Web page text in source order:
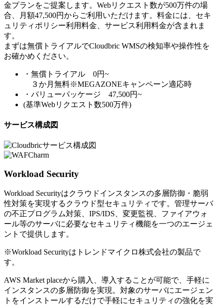
金プランをご提案します。Webリクエスト数が500万件の場
合、月額47,500円からご利用いただけます。料金には、セキ
ュリティポリシー利用料金、サービス利用料金が含まれま
す。
まずは無償トライアルでCloudbric WMSの検知率や操作性を
お確かめください。
・無償トライアル 0円~
３か月無料※MEGAZONEキャンペーン適応時
・バリューパッケージ 47,500円~
(基準Webリクエスト数500万件)
サービス構成図
Workload Security
Workload Securityはクラウドインスタンスの多層防御・脆弱
性対策を実現するクラウド型セキュリティです。管理サーバ
の不正プログラム対策、IPS/IDS、変更監視、ファイアウォ
ール等のサーバに必要なセキュリティ機能を一つのエージェ
ントで提供します。
※Workload Securityはトレンドマイクロ株式会社の製品で
す。
AWS Market placeから購入、導入することが可能で、手軽に
インスタンスの多層防御を実現。対象のサーバにエージェン
トをインストールするだけで手軽にセキュリティの強化を実